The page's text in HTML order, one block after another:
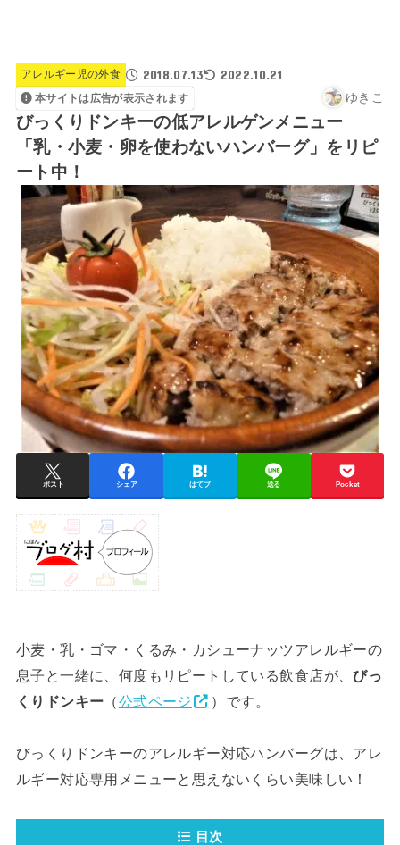
アレルギー児の外食 2018.07.13 2022.10.21
本サイトは広告が表示されます ゆきこ
びっくりドンキーの低アレルゲンメニュー
「乳・小麦・卵を使わないハンバーグ」をリピ
ート中！
ポスト シェア はてブ 送る Pocket
小麦・乳・ゴマ・くるみ・カシューナッツアレルギーの
息子と一緒に、何度もリピートしている飲食店が、びっ
くりドンキー （公式ページ ）です。
びっくりドンキーのアレルギー対応ハンバーグは、アレ
ルギー対応専用メニューと思えないくらい美味しい！
目次